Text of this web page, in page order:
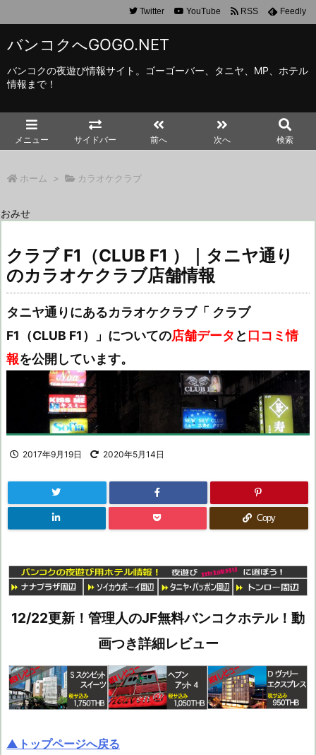
バンコクへGOGO.NET
バンコクの夜遊び情報サイト。ゴーゴーバー、タニヤ、MP、ホテル
情報まで！
メニュー サイドバー 前へ 次へ 検索
Twitter YouTube RSS Feedly
ホーム > カラオケクラブ
おみせ
クラブ F1（CLUB F1 ）｜タニヤ通り
のカラオケクラブ店舗情報
タニヤ通りにあるカラオケクラブ「 クラブ
F1（CLUB F1）」についての店舗データ と 口コミ情
報を公開しています。
2017年9月19日 2020年5月14日
Copy
12/22更新！管理人のJF無料バンコクホテル！動
画つき詳細レビュー
▲トップページへ戻る